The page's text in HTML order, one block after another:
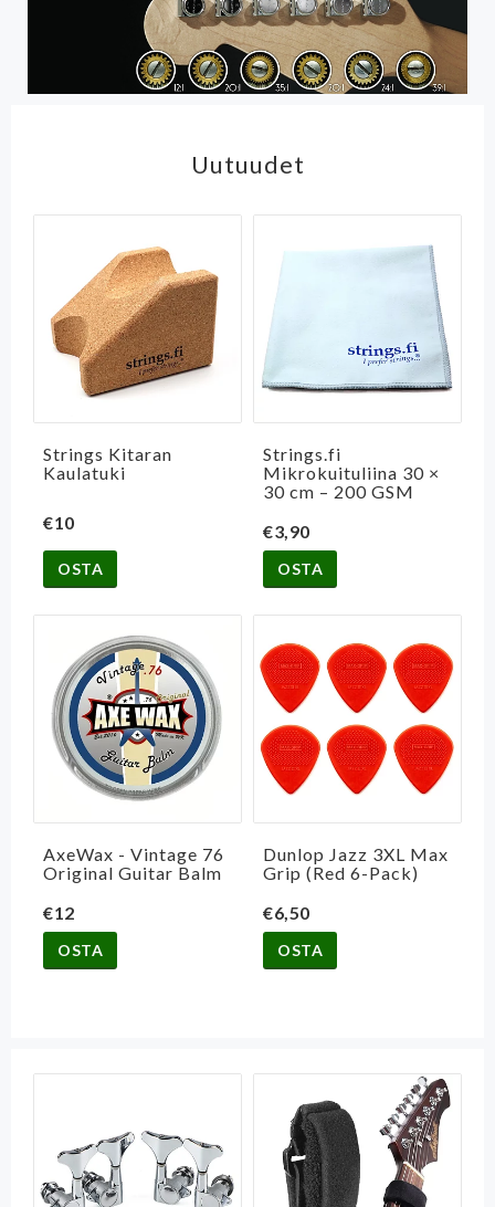
Uutuudet
Strings Kitaran
Kaulatuki
€10
OSTA
Strings.fi
Mikrokuituliina 30 ×
30 cm – 200 GSM
€3,90
OSTA
AxeWax - Vintage 76
Original Guitar Balm
€12
OSTA
Dunlop Jazz 3XL Max
Grip (Red 6-Pack)
€6,50
OSTA